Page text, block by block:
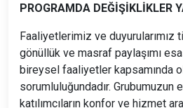
PROGRAMDA DEĞİŞİKLİKLER
Faaliyetlerimiz ve duyurularımız
gönüllük ve masraf paylaşımı
bireysel faaliyetler kapsamında
sorumluluğundadır. Grubumuzun
katılımcıların konfor ve hizmet